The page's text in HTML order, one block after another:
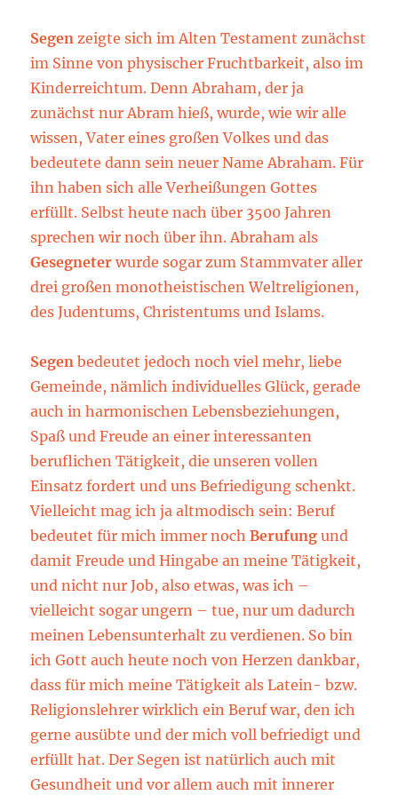
Segen zeigte sich im Alten Testament zunächst
im Sinne von physischer Fruchtbarkeit, also im
Kinderreichtum. Denn Abraham, der ja
zunächst nur Abram hieß, wurde, wie wir alle
wissen, Vater eines großen Volkes und das
bedeutete dann sein neuer Name Abraham. Für
ihn haben sich alle Verheißungen Gottes
erfüllt. Selbst heute nach über 3500 Jahren
sprechen wir noch über ihn. Abraham als
Gesegneter wurde sogar zum Stammvater aller
drei großen monotheistischen Weltreligionen,
des Judentums, Christentums und Islams.
Segen bedeutet jedoch noch viel mehr, liebe
Gemeinde, nämlich individuelles Glück, gerade
auch in harmonischen Lebensbeziehungen,
Spaß und Freude an einer interessanten
beruflichen Tätigkeit, die unseren vollen
Einsatz fordert und uns Befriedigung schenkt.
Vielleicht mag ich ja altmodisch sein: Beruf
bedeutet für mich immer nochBerufung und
damit Freude und Hingabe an meine Tätigkeit,
und nicht nur Job, also etwas, was ich –
vielleicht sogar ungern – tue, nur um dadurch
meinen Lebensunterhalt zu verdienen. So bin
ich Gott auch heute noch von Herzen dankbar,
dass für mich meine Tätigkeit als Latein- bzw.
Religionslehrer wirklich ein Beruf war, den ich
gerne ausübte und der mich voll befriedigt und
erfüllt hat. Der Segen ist natürlich auch mit
Gesundheit und vor allem auch mit innerer